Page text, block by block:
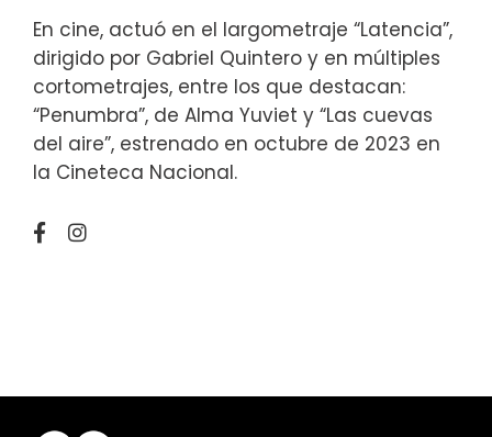
En cine, actuó en el largometraje “Latencia”,
dirigido por Gabriel Quintero y en múltiples
cortometrajes, entre los que destacan:
“Penumbra”, de Alma Yuviet y “Las cuevas
del aire”, estrenado en octubre de 2023 en
la Cineteca Nacional.